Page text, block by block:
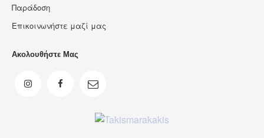
Παράδοση
Επικοινωνήστε μαζί μας
Ακολουθήστε Μας